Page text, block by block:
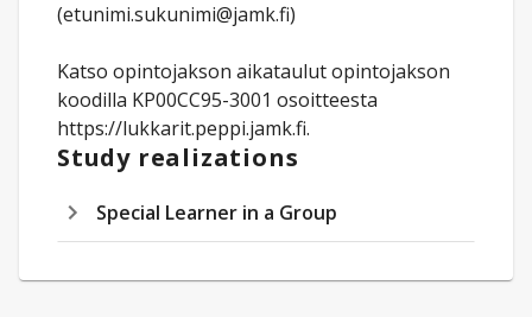
(etunimi.sukunimi@jamk.fi)
Katso opintojakson aikataulut opintojakson
koodilla KP00CC95-3001 osoitteesta
https://lukkarit.peppi.jamk.fi.
Study realizations
Special Learner in a Group